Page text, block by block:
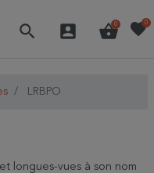
search account_box shopping_basket
0 favorite0
LRBPO
longues-vues à son nom